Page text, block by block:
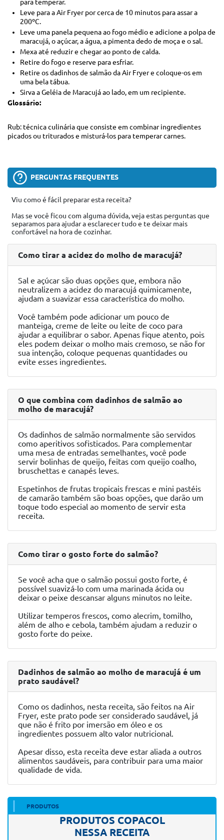
para temperar.
Leve para a Air Fryer por cerca de 10 minutos para assar a
200ºC.
Leve uma panela pequena ao fogo médio e adicione a polpa de
maracujá, o açúcar, a água, a pimenta dedo de moça e o sal.
Mexa até reduzir e chegar ao ponto de calda.
Retire do fogo e reserve para esfriar.
Retire os dadinhos de salmão da Air Fryer e coloque-os em
uma bela tábua.
Sirva a Geléia de Maracujá ao lado, em um recipiente.
Glossário:
Rub: técnica culinária que consiste em combinar ingredientes
picados ou triturados e misturá-los para temperar carnes.
PERGUNTAS FREQUENTES
Viu como é fácil preparar esta receita?
Mas se você ficou com alguma dúvida, veja estas perguntas que
separamos para ajudar a esclarecer tudo e te deixar mais
confortável na hora de cozinhar.
Como tirar a acidez do molho de maracujá?
Sal e açúcar são duas opções que, embora não
neutralizem a acidez do maracujá quimicamente,
ajudam a suavizar essa característica do molho.
Você também pode adicionar um pouco de
manteiga, creme de leite ou leite de coco para
ajudar a equilibrar o sabor. Apenas fique atento, pois
eles podem deixar o molho mais cremoso, se não for
sua intenção, coloque pequenas quantidades ou
evite esses ingredientes.
O que combina com dadinhos de salmão ao
molho de maracujá?
Os dadinhos de salmão normalmente são servidos
como aperitivos sofisticados. Para complementar
uma mesa de entradas semelhantes, você pode
servir bolinhas de queijo, feitas com queijo coalho,
bruschettas e canapés leves.
Espetinhos de frutas tropicais frescas e mini pastéis
de camarão também são boas opções, que darão um
toque todo especial ao momento de servir esta
receita.
Como tirar o gosto forte do salmão?
Se você acha que o salmão possui gosto forte, é
possível suavizá-lo com uma marinada ácida ou
deixar o peixe descansar alguns minutos no leite.
Utilizar temperos frescos, como alecrim, tomilho,
além de alho e cebola, também ajudam a reduzir o
gosto forte do peixe.
Dadinhos de salmão ao molho de maracujá é um
prato saudável?
Como os dadinhos, nesta receita, são feitos na Air
Fryer, este prato pode ser considerado saudável, já
que não é frito por imersão em óleo e os
ingredientes possuem alto valor nutricional.
Apesar disso, esta receita deve estar aliada a outros
alimentos saudáveis, para contribuir para uma maior
qualidade de vida.
PRODUTOS
PRODUTOS COPACOL
NESSA RECEITA